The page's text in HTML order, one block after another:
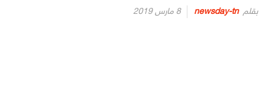
بقلم newsday-tn
Posted
8 مارس 2019